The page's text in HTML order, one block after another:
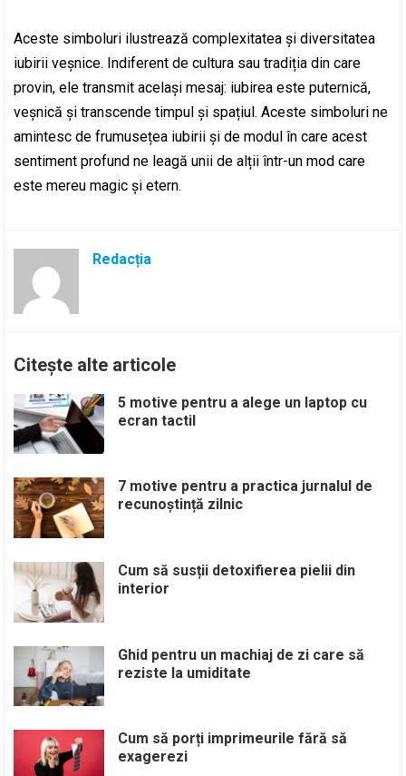
Aceste simboluri ilustrează complexitatea și diversitatea
iubirii veșnice. Indiferent de cultura sau tradiția din care
provin, ele transmit același mesaj: iubirea este puternică,
veșnică și transcende timpul și spațiul. Aceste simboluri ne
amintesc de frumusețea iubirii și de modul în care acest
sentiment profund ne leagă unii de alții într-un mod care
este mereu magic și etern.
Redacția
Citește alte articole
5 motive pentru a alege un laptop cu
ecran tactil
7 motive pentru a practica jurnalul de
recunoștință zilnic
Cum să susții detoxifierea pielii din
interior
Ghid pentru un machiaj de zi care să
reziste la umiditate
Cum să porți imprimeurile fără să
exagerezi